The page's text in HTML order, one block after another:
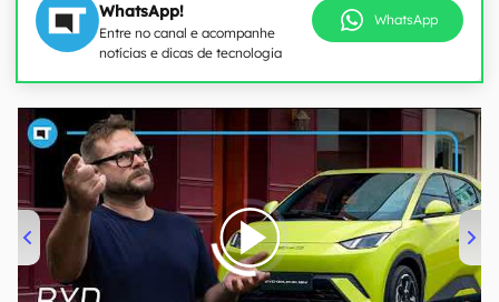
WhatsApp!
Entre no canal e acompanhe
notícias e dicas de tecnologia
WhatsApp